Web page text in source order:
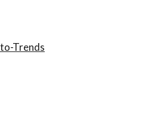
Trends